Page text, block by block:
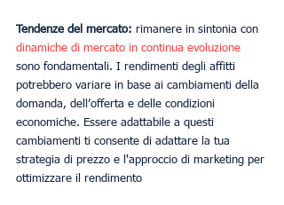
Tendenze del mercato: rimanere in sintonia con
dinamiche di mercato in continua evoluzione
sono fondamentali. I rendimenti degli affitti
potrebbero variare in base ai cambiamenti della
domanda, dell’offerta e delle condizioni
economiche. Essere adattabile a questi
cambiamenti ti consente di adattare la tua
strategia di prezzo e l'approccio di marketing per
ottimizzare il rendimento